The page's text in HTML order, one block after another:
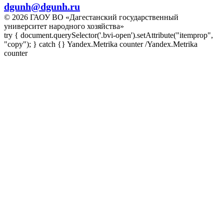
dgunh@dgunh.ru
© 2026 ГАОУ ВО «Дагестанский государственный
университет народного хозяйства»
try { document.querySelector('.bvi-open').setAttribute("itemprop",
"copy"); } catch {} Yandex.Metrika counter/Yandex.Metrika
counter